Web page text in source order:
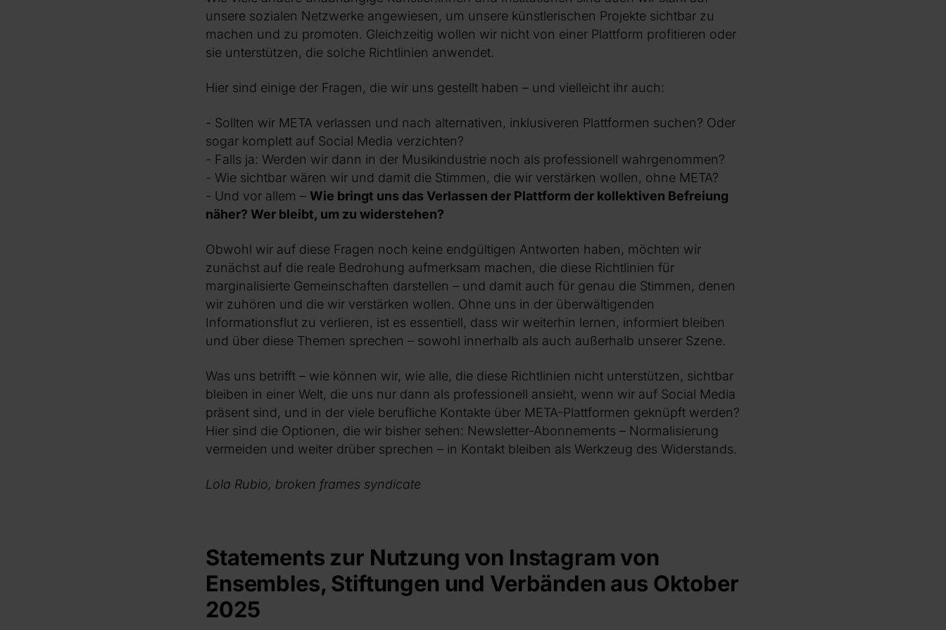
unsere sozialen Netzwerke angewiesen, um unsere künstlerischen Projekte sichtbar zu
machen und zu promoten. Gleichzeitig wollen wir nicht von einer Plattform profitieren oder
sie unterstützen, die solche Richtlinien anwendet.
Hier sind einige der Fragen, die wir uns gestellt haben – und vielleicht ihr auch:
- Sollten wir META verlassen und nach alternativen, inklusiveren Plattformen suchen? Oder
sogar komplett auf Social Media verzichten?
- Falls ja: Werden wir dann in der Musikindustrie noch als professionell wahrgenommen?
- Wie sichtbar wären wir und damit die Stimmen, die wir verstärken wollen, ohne META?
- Und vor allem – Wie bringt uns das Verlassen der Plattform der kollektiven Befreiung
näher? Wer bleibt, um zu widerstehen?
Obwohl wir auf diese Fragen noch keine endgültigen Antworten haben, möchten wir
zunächst auf die reale Bedrohung aufmerksam machen, die diese Richtlinien für
marginalisierte Gemeinschaften darstellen – und damit auch für genau die Stimmen, denen
wir zuhören und die wir verstärken wollen. Ohne uns in der überwältigenden
Informationsflut zu verlieren, ist es essentiell, dass wir weiterhin lernen, informiert bleiben
und über diese Themen sprechen – sowohl innerhalb als auch außerhalb unserer Szene.
Was uns betrifft – wie können wir, wie alle, die diese Richtlinien nicht unterstützen, sichtbar
bleiben in einer Welt, die uns nur dann als professionell ansieht, wenn wir auf Social Media
präsent sind, und in der viele berufliche Kontakte über META-Plattformen geknüpft werden?
Hier sind die Optionen, die wir bisher sehen: Newsletter-Abonnements – Normalisierung
vermeiden und weiter drüber sprechen – in Kontakt bleiben als Werkzeug des Widerstands.
Lola Rubio, broken frames syndicate
Statements zur Nutzung von Instagram von
Ensembles, Stiftungen und Verbänden aus Oktober
2025